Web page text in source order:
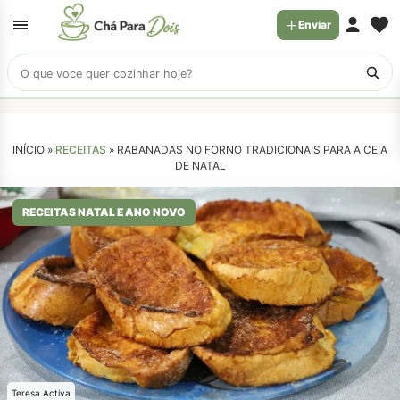
Buscar
receitas
Enviar
INÍCIO » RECEITAS » RABANADAS NO FORNO TRADICIONAIS PARA A CEIA
DE NATAL
RECEITAS NATAL E ANO NOVO
Teresa Activa